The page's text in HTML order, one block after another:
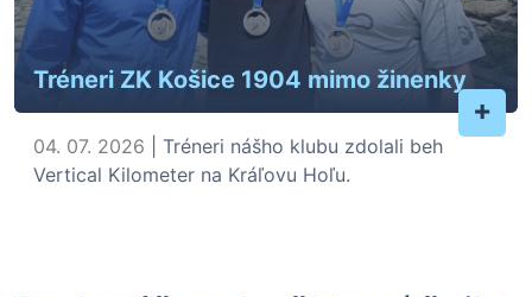
Tréneri ZK Košice 1904 mimo žinenky
+
04. 07. 2026 | Tréneri nášho klubu zdolali beh
Vertical Kilometer na Kráľovu Hoľu.